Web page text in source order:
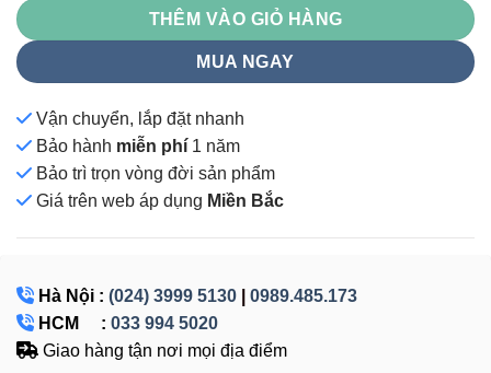
THÊM VÀO GIỎ HÀNG
MUA NGAY
Vận chuyển, lắp đặt nhanh
Bảo hành miễn phí 1 năm
Bảo trì trọn vòng đời sản phẩm
Giá trên web áp dụng Miền Bắc
Hà Nội : (024) 3999 5130
0989.485.173
HCM : 033 994 5020
Giao hàng tận nơi mọi địa điểm